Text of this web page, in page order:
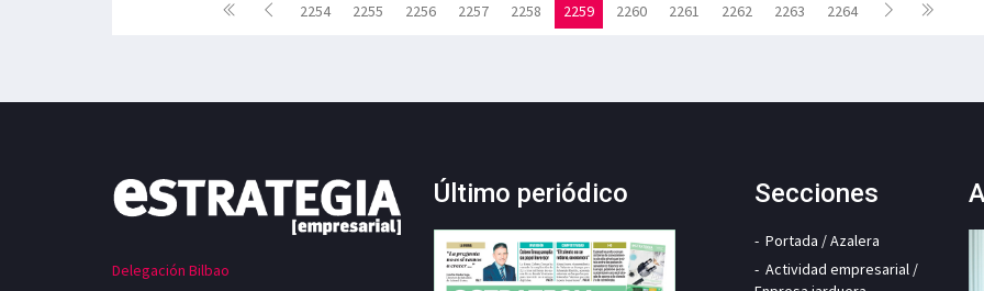
2254 2255 2256 2257 2258 2259 2260 2261 2262 2263 2264
Delegación Bilbao
Último periódico Secciones
Portada / Azalera
Actividad empresarial /